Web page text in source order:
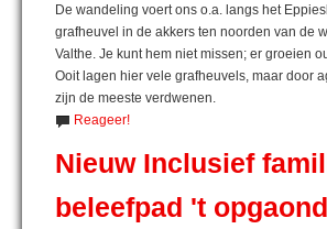
De wandeling voert ons o.a. langs het
grafheuvel in de akkers ten noorden van de
Valthe. Je kunt hem niet missen; er groeien
Ooit lagen hier vele grafheuvels, maar door
zijn de meeste verdwenen.
Reageer!
Nieuw Inclusief
beleefpad 't